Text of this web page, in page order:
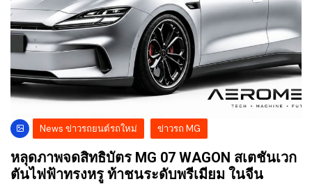
News ข่าวรถยนต์รถใหม่ ข่าวรถ MG
หลุดภาพจดสิทธิบัตร MG 07 WAGON สเตชันเวก
ตันไฟฟ้าทรงหรู ท้าชนระดับพรีเมียม ในจีน